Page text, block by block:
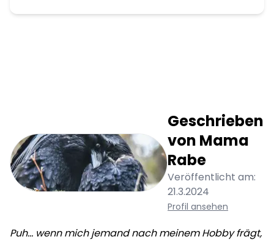
Geschrieben
von Mama
Rabe
Veröffentlicht am:
21.3.2024
Profil ansehen
Puh... wenn mich jemand nach meinem Hobby frägt,